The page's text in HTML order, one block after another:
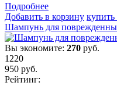
Подробнеe
Добавить в корзину
Шампунь для
Вы экономите: 270 руб.
1220
950 руб.
Рейтинг: